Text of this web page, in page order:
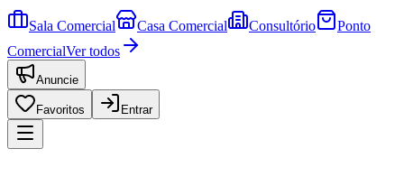
Sala Comercial Casa Comercial Consultório
Ponto
ComercialVer todos
Anuncie
Favoritos Entrar